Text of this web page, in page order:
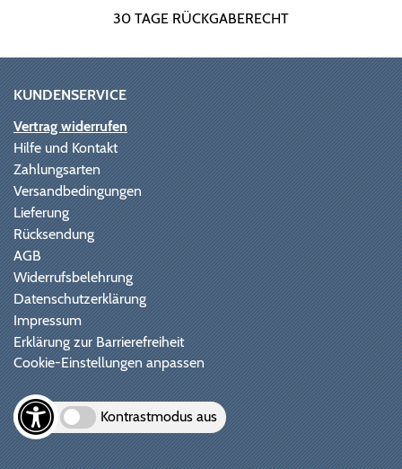
30 TAGE RÜCKGABERECHT
KUNDENSERVICE
Vertrag widerrufen
Hilfe und Kontakt
Zahlungsarten
Versandbedingungen
Lieferung
Rücksendung
AGB
Widerrufsbelehrung
Datenschutzerklärung
Impressum
Erklärung zur Barrierefreiheit
Cookie-Einstellungen anpassen
Kontrastmodus aus